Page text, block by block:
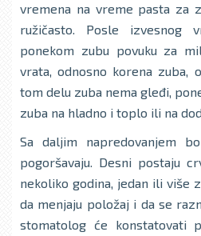
vremena na vreme pasta za
ružičasto. Posle izvesnog
ponekom zubu povuku za
vrata, odnosno korena zuba,
tom delu zuba nema gleđi,
zuba na hladno i toplo ili na
Sa dalјim napredovanjem
pogoršavaju. Desni postaju
nekoliko godina, jedan ili više
da menjaju položaj i da se
stomatolog će konstatovati